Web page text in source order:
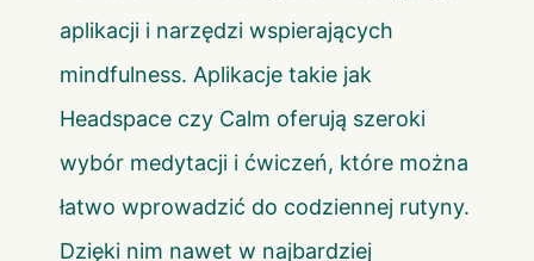
aplikacji i narzędzi wspierających
mindfulness. Aplikacje takie jak
Headspace czy Calm oferują szeroki
wybór medytacji i ćwiczeń, które można
łatwo wprowadzić do codziennej rutyny.
Dzięki nim nawet w najbardziej